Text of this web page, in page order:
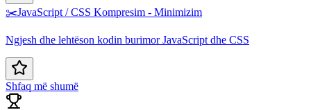
✂️JavaScript / CSS Kompresim - Minimizim
Ngjesh dhe lehtëson kodin burimor JavaScript dhe CSS
Shfaq më shumë